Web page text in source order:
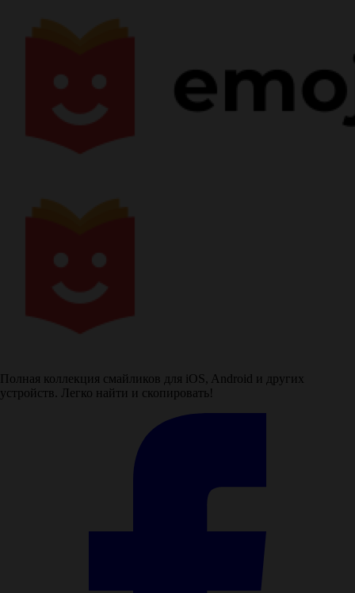
Полная коллекция смайликов для iOS, Android и других
устройств. Легко найти и скопировать!